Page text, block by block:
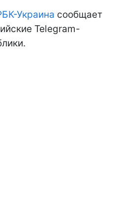
Украина сообщает
Telegram-